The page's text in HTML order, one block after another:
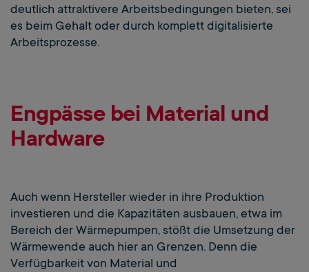
deutlich attraktivere Arbeitsbedingungen bieten, sei
es beim Gehalt oder durch komplett digitalisierte
Arbeitsprozesse.
Engpässe bei Material und
Hardware
Auch wenn Hersteller wieder in ihre Produktion
investieren und die Kapazitäten ausbauen, etwa im
Bereich der Wärmepumpen, stößt die Umsetzung der
Wärmewende auch hier an Grenzen. Denn die
Verfügbarkeit von Material und